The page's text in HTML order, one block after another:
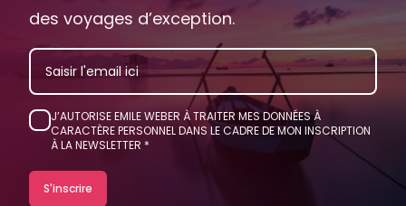
des voyages d’exception.
EMAIL
J’AUTORISE EMILE WEBER À TRAITER MES DONNÉES À
CARACTÈRE PERSONNEL DANS LE CADRE DE MON INSCRIPTION
À LA NEWSLETTER